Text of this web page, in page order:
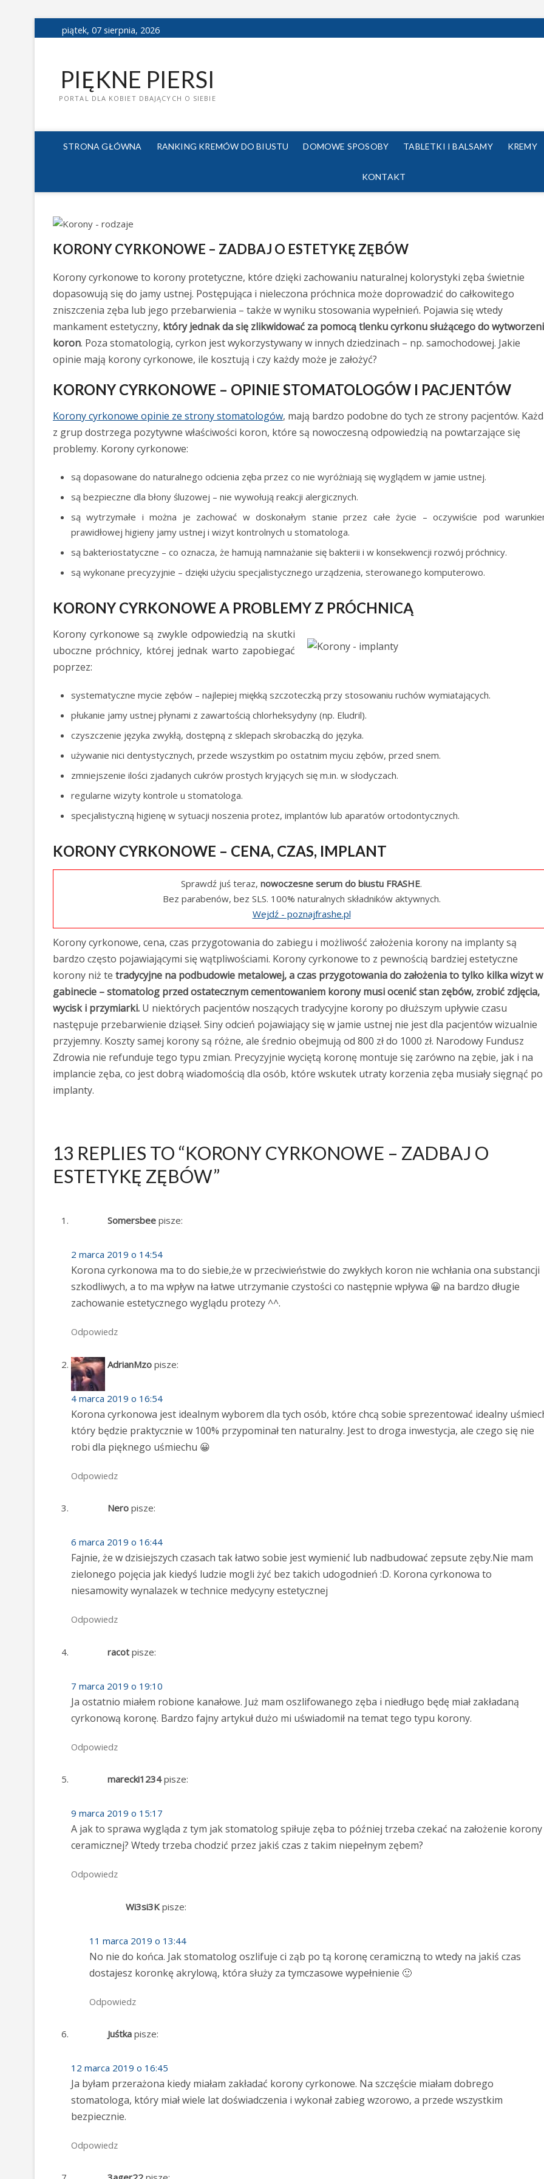
to
piątek, 07 sierpnia, 2026
PIĘKNE PIERSI
PORTAL DLA KOBIET DBAJĄCYCH O SIEBIE
STRONA GŁÓWNA RANKING KREMÓW DO BIUSTU DOMOWE SPOSOBY TABLETKI I BALSAMY KREMY
KONTAKT
KORONY CYRKONOWE – ZADBAJ O ESTETYKĘ ZĘBÓW
Korony cyrkonowe to korony protetyczne, które dzięki zachowaniu naturalnej kolorystyki zęba świetnie
dopasowują się do jamy ustnej. Postępująca i nieleczona próchnica może doprowadzić do całkowitego
zniszczenia zęba lub jego przebarwienia – także w wyniku stosowania wypełnień. Pojawia się wtedy
mankament estetyczny, który jednak da się zlikwidować za pomocą tlenku cyrkonu służącego do
koron. Poza stomatologią, cyrkon jest wykorzystywany w innych dziedzinach – np. samochodowej. Jakie
opinie mają korony cyrkonowe, ile kosztują i czy każdy może je założyć?
KORONY CYRKONOWE – OPINIE STOMATOLOGÓW I PACJENTÓW
Korony cyrkonowe opinie ze strony stomatologów, mają bardzo podobne do tych ze strony pacjentów.
z grup dostrzega pozytywne właściwości koron, które są nowoczesną odpowiedzią na powtarzające się
problemy. Korony cyrkonowe:
są dopasowane do naturalnego odcienia zęba przez co nie wyróżniają się wyglądem w jamie ustnej.
są bezpieczne dla błony śluzowej – nie wywołują reakcji alergicznych.
są wytrzymałe i można je zachować w doskonałym stanie przez całe życie – oczywiście pod
prawidłowej higieny jamy ustnej i wizyt kontrolnych u stomatologa.
są bakteriostatyczne – co oznacza, że hamują namnażanie się bakterii i w konsekwencji rozwój próchnicy.
są wykonane precyzyjnie – dzięki użyciu specjalistycznego urządzenia, sterowanego komputerowo.
KORONY CYRKONOWE A PROBLEMY Z PRÓCHNICĄ
Korony cyrkonowe są zwykle odpowiedzią na skutki
uboczne próchnicy, której jednak warto zapobiegać
poprzez:
systematyczne mycie zębów – najlepiej miękką szczoteczką przy stosowaniu ruchów wymiatających.
płukanie jamy ustnej płynami z zawartością chlorheksydyny (np. Eludril).
czyszczenie języka zwykłą, dostępną z sklepach skrobaczką do języka.
używanie nici dentystycznych, przede wszystkim po ostatnim myciu zębów, przed snem.
zmniejszenie ilości zjadanych cukrów prostych kryjących się m.in. w słodyczach.
regularne wizyty kontrole u stomatologa.
specjalistyczną higienę w sytuacji noszenia protez, implantów lub aparatów ortodontycznych.
KORONY CYRKONOWE – CENA, CZAS, IMPLANT
Sprawdź juś teraz, nowoczesne serum do biustu FRASHE.
Bez parabenów, bez SLS. 100% naturalnych składników aktywnych.
Wejdź - poznajfrashe.pl
Korony cyrkonowe, cena, czas przygotowania do zabiegu i możliwość założenia korony na implanty są
bardzo często pojawiającymi się wątpliwościami. Korony cyrkonowe to z pewnością bardziej estetyczne
korony niż te tradycyjne na podbudowie metalowej, a czas przygotowania do założenia to tylko kilka wizyt w
gabinecie – stomatolog przed ostatecznym cementowaniem korony musi ocenić stan zębów, zrobić zdjęcia,
wycisk i przymiarki. U niektórych pacjentów noszących tradycyjne korony po dłuższym upływie czasu
następuje przebarwienie dziąseł. Siny odcień pojawiający się w jamie ustnej nie jest dla pacjentów wizualnie
przyjemny. Koszty samej korony są różne, ale średnio obejmują od 800 zł do 1000 zł. Narodowy Fundusz
Zdrowia nie refunduje tego typu zmian. Precyzyjnie wyciętą koronę montuje się zarówno na zębie, jak i na
implancie zęba, co jest dobrą wiadomością dla osób, które wskutek utraty korzenia zęba musiały sięgnąć po
implanty.
13 REPLIES TO “KORONY CYRKONOWE – ZADBAJ O
ESTETYKĘ ZĘBÓW”
Somersbee pisze:
2 marca 2019 o 14:54
Korona cyrkonowa ma to do siebie,że w przeciwieństwie do zwykłych koron nie wchłania ona substancji
szkodliwych, a to ma wpływ na łatwe utrzymanie czystości co następnie wpływa 😀 na bardzo długie
zachowanie estetycznego wyglądu protezy ^^.
Odpowiedz
AdrianMzo pisze:
4 marca 2019 o 16:54
Korona cyrkonowa jest idealnym wyborem dla tych osób, które chcą sobie sprezentować idealny
który będzie praktycznie w 100% przypominał ten naturalny. Jest to droga inwestycja, ale czego się nie
robi dla pięknego uśmiechu 😀
Odpowiedz
Nero pisze:
6 marca 2019 o 16:44
Fajnie, że w dzisiejszych czasach tak łatwo sobie jest wymienić lub nadbudować zepsute zęby.Nie mam
zielonego pojęcia jak kiedyś ludzie mogli żyć bez takich udogodnień :D. Korona cyrkonowa to
niesamowity wynalazek w technice medycyny estetycznej
Odpowiedz
racot pisze:
7 marca 2019 o 19:10
Ja ostatnio miałem robione kanałowe. Już mam oszlifowanego zęba i niedługo będę miał zakładaną
cyrkonową koronę. Bardzo fajny artykuł dużo mi uświadomił na temat tego typu korony.
Odpowiedz
marecki1234 pisze:
9 marca 2019 o 15:17
A jak to sprawa wygląda z tym jak stomatolog spiłuje zęba to później trzeba czekać na założenie korony
ceramicznej? Wtedy trzeba chodzić przez jakiś czas z takim niepełnym zębem?
Odpowiedz
Wi3si3K pisze:
11 marca 2019 o 13:44
No nie do końca. Jak stomatolog oszlifuje ci ząb po tą koronę ceramiczną to wtedy na jakiś czas
dostajesz koronkę akrylową, która służy za tymczasowe wypełnienie 🙂
Odpowiedz
Juśtka pisze:
12 marca 2019 o 16:45
Ja byłam przerażona kiedy miałam zakładać korony cyrkonowe. Na szczęście miałam dobrego
stomatologa, który miał wiele lat doświadczenia i wykonał zabieg wzorowo, a przede wszystkim
bezpiecznie.
Odpowiedz